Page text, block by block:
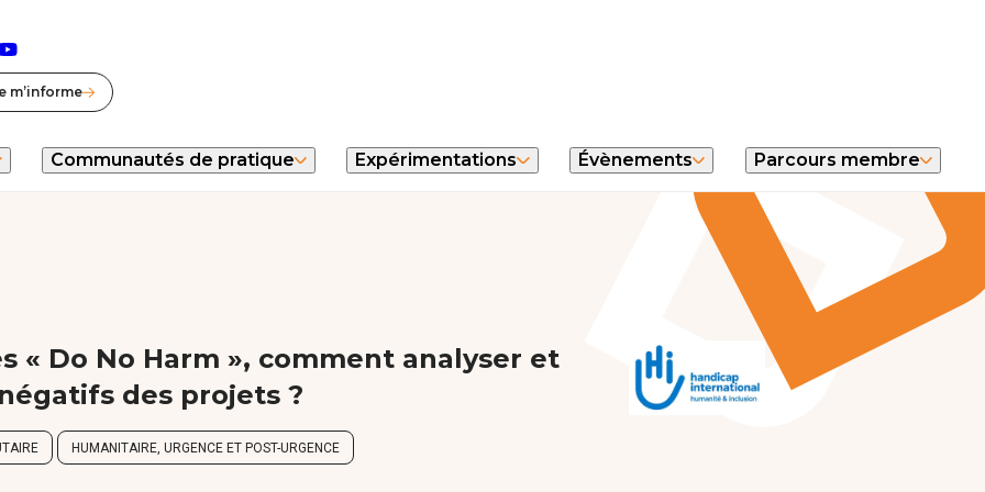
fenêtre)fenêtre)
(nouvelle fenêtre)
(nouvelle fenêtre)
(nouvelle fenêtre)
m’informe
Communautés de pratique Expérimentations Évènements Parcours membre
« Do No Harm », comment analyser et
des projets ?
HUMANITAIRE, URGENCE ET POST-URGENCE